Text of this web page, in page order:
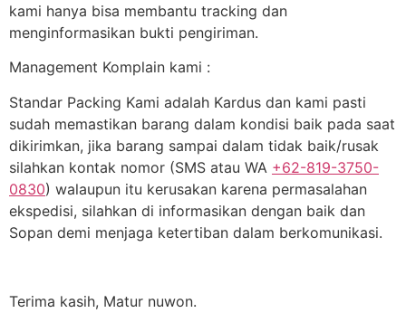
kami hanya bisa membantu tracking dan
menginformasikan bukti pengiriman.
Management Komplain kami :
Standar Packing Kami adalah Kardus dan kami pasti
sudah memastikan barang dalam kondisi baik pada saat
dikirimkan, jika barang sampai dalam tidak baik/rusak
silahkan kontak nomor (SMS atau WA +62-819-3750-
0830) walaupun itu kerusakan karena permasalahan
ekspedisi, silahkan di informasikan dengan baik dan
Sopan demi menjaga ketertiban dalam berkomunikasi.
Terima kasih, Matur nuwon.